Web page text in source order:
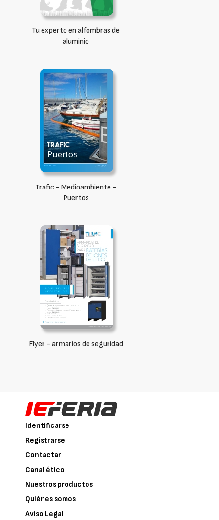
Tu experto en alfombras de
aluminio
Trafic - Medioambiente -
Puertos
Flyer - armarios de seguridad
Identificarse
Registrarse
Contactar
Canal ético
Nuestros productos
Quiénes somos
Aviso Legal